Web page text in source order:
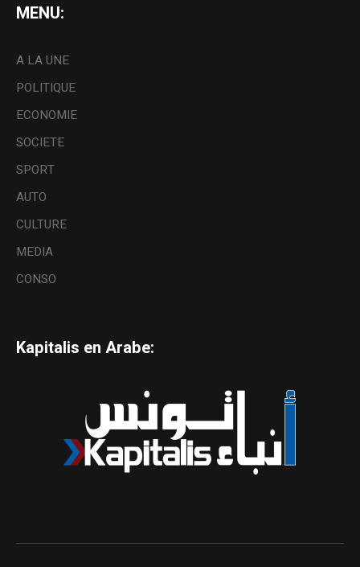
MENU:
A LA UNE
POLITIQUE
ECONOMIE
SOCIETE
SPORT
AUTO
CULTURE
MEDIA
CONSO
Kapitalis en Arabe: